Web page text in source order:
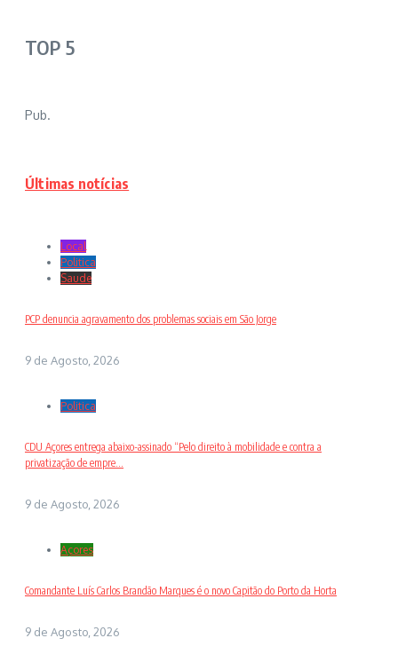
TOP 5
Pub.
Últimas notícias
Local
Politica
Saude
PCP denuncia agravamento dos problemas sociais em São Jorge
9 de Agosto, 2026
Politica
CDU Açores entrega abaixo-assinado “Pelo direito à mobilidade e contra a
privatização de empre...
9 de Agosto, 2026
Açores
Comandante Luís Carlos Brandão Marques é o novo Capitão do Porto da Horta
9 de Agosto, 2026